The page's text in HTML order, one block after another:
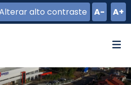
alto contraste
A- A+